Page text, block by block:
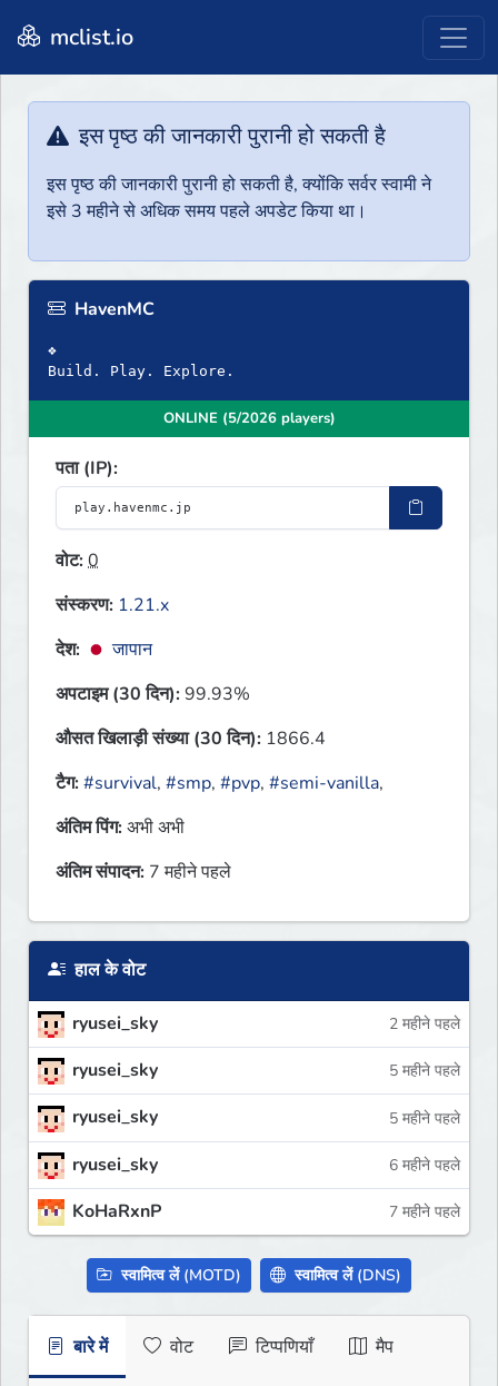
mclist.io
इस पृष्ठ की जानकारी पुरानी हो सकती है
इस पृष्ठ की जानकारी पुरानी हो सकती है, क्योंकि सर्वर स्वामी ने
इसे 3 महीने से अधिक समय पहले अपडेट किया था।
HavenMC
❖
Build. Play. Explore.
ONLINE (5/2026 players)
पता (IP):
वोट:0
संस्करण: 1.21.x
देश:
जापान
अपटाइम (30 दिन):99.93%
औसत खिलाड़ी संख्या (30 दिन): 1866.4
टैग:#survival, #smp, #pvp, #semi-vanilla,
अंतिम पिंग:अभी अभी
अंतिम संपादन: 7 महीने पहले
हाल के वोट
ryusei_sky 2 महीने पहले
ryusei_sky 5 महीने पहले
ryusei_sky 5 महीने पहले
ryusei_sky 6 महीने पहले
KoHaRxnP 7 महीने पहले
स्वामित्व लें (MOTD) स्वामित्व लें (DNS)
बारे में वोट टिप्पणियाँ मैप